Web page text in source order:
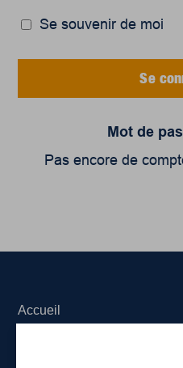
Se souvenir de moi
Se
Mot de
Pas encore de
Accueil